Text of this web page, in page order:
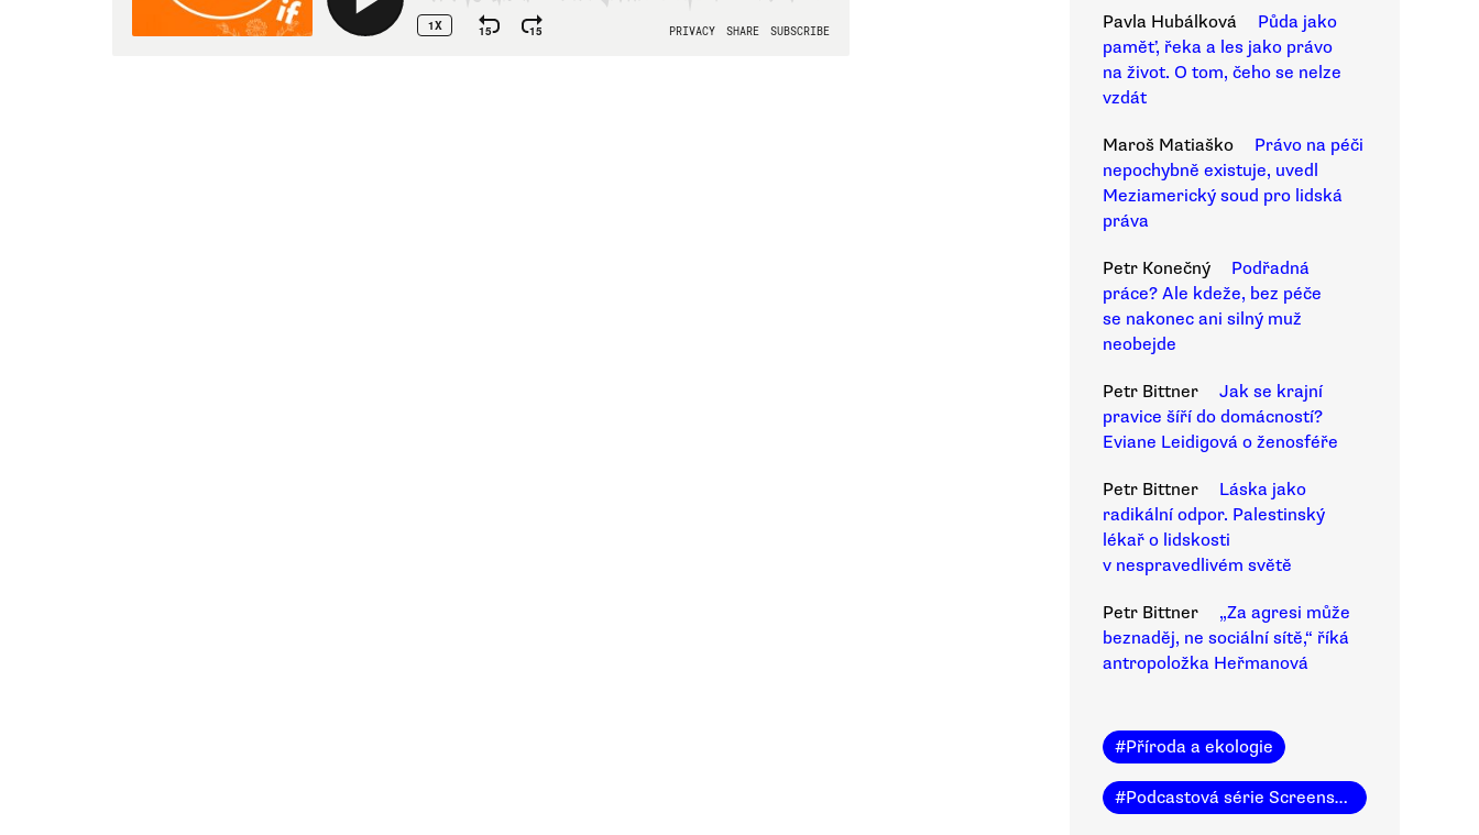
Pavla Hubálková
Půda jako
paměť, řeka a les jako právo
na život. O tom, čeho se nelze
vzdát
Maroš Matiaško
Právo na péči
nepochybně existuje, uvedl
Meziamerický soud pro lidská
práva
Petr Konečný
Podřadná
práce? Ale kdeže, bez péče
se nakonec ani silný muž
neobejde
Petr Bittner
Jak se krajní
pravice šíří do domácností?
Eviane Leidigová o ženosféře
Petr Bittner
Láska jako
radikální odpor. Palestinský
lékař o lidskosti
v nespravedlivém světě
Petr Bittner
„Za agresi může
beznaděj, ne sociální sítě,“ říká
antropoložka Heřmanová
#Příroda a ekologie
#Podcastová série Screenshot